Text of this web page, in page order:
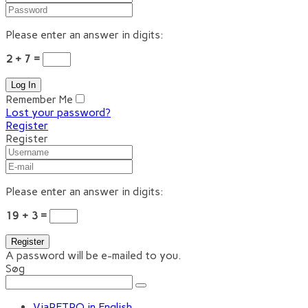
Please enter an answer in digits:
2 + 7 =
Remember Me
Lost your password?
Register
Register
Please enter an answer in digits:
19 + 3 =
A password will be e-mailed to you.
Søg